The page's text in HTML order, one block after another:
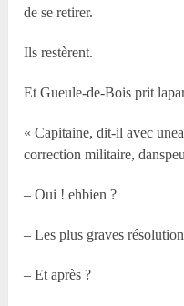
de se retirer.
Ils restèrent.
Et Gueule-de-Bois prit
« Capitaine, dit-il avec
correction militaire,
– Oui ! ehbien ?
– Les plus graves
– Et après ?